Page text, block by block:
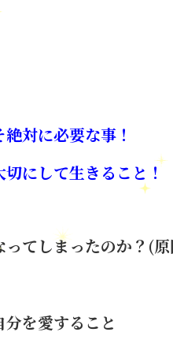
対に必要な事！
にして生きること！
てしまったのか？(
を愛すること